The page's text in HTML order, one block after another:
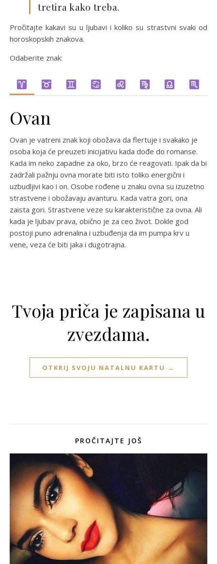
tretira kako treba.
Pročitajte kakavi su u ljubavi i koliko su strastvni svaki od
horoskopskih znakova.
Odaberite znak:
Ovan
Ovan je vatreni znak koji obožava da flertuje i svakako je
osoba koja će preuzeti inicijativu kada dođe do romanse.
Kada im neko zapadne za oko, brzo će reagovati. Ipak da bi
zadržali pažnju ovna morate biti isto toliko energični i
uzbudljivi kao i on. Osobe rođene u znaku ovna su izuzetno
strastvene i obožavaju avanturu. Kada vatra gori, ona
zaista gori. Strastvene veze su karakteristične za ovna. Ali
kada je ljubav prava, obično je za ceo život. Dokle god
postoji puno adrenalina i uzbuđenja da im pumpa krv u
vene, veza će biti jaka i dugotrajna.
Tvoja priča je zapisana u
zvezdama.
OTKRIJ SVOJU NATALNU KARTU →
PROČITAJTE JOŠ